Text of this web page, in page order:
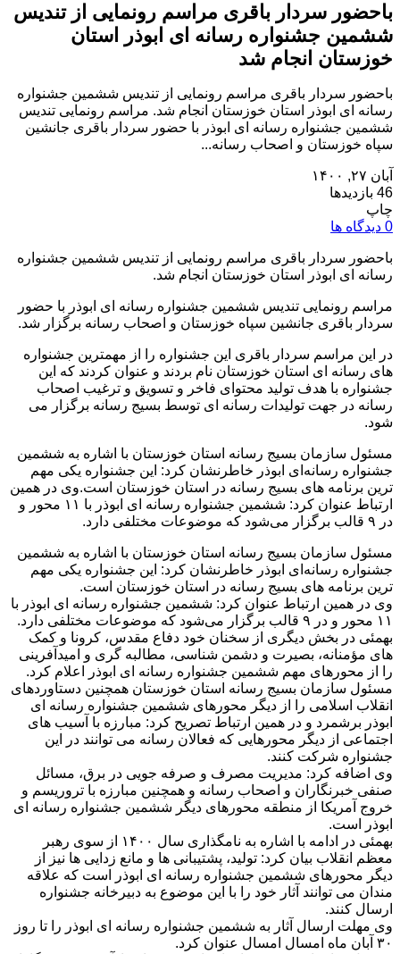
باحضور سردار باقری مراسم رونمایی از تندیس
ششمین جشنواره رسانه ای ابوذر استان
خوزستان انجام شد
باحضور سردار باقری مراسم رونمایی از تندیس ششمین جشنواره
رسانه ای ابوذر استان خوزستان انجام شد. مراسم رونمایی تندیس
ششمین جشنواره رسانه ای ابوذر با حضور سردار باقری جانشین
سپاه خوزستان و اصحاب رسانه...
آبان ۲۷, ۱۴۰۰
46 بازدیدها
چاپ
0 دیدگاه ها
باحضور سردار باقری مراسم رونمایی از تندیس ششمین جشنواره
رسانه ای ابوذر استان خوزستان انجام شد.
مراسم رونمایی تندیس ششمین جشنواره رسانه ای ابوذر با حضور
سردار باقری جانشین سپاه خوزستان و اصحاب رسانه برگزار شد.
در این مراسم سردار باقری این جشنواره را از مهمترین جشنواره
های رسانه ای استان خوزستان نام بردند و عنوان کردند که این
جشنواره با هدف تولید محتوای فاخر و تسویق و ترغیب اصحاب
رسانه در جهت تولیدات رسانه ای توسط بسیج رسانه برگزار می
شود.
مسئول سازمان بسیج رسانه استان خوزستان با اشاره به ششمین
جشنواره رسانه‌ای ابوذر خاطرنشان کرد: این جشنواره یکی مهم‌
ترین برنامه های بسیج رسانه در استان خوزستان است.وی در همین
ارتباط عنوان کرد: ششمین جشنواره رسانه ای ابوذر با ۱۱ محور و
در ۹ قالب برگزار می‌شود که موضوعات مختلفی دارد.
مسئول سازمان بسیج رسانه استان خوزستان با اشاره به ششمین
جشنواره رسانه‌ای ابوذر خاطرنشان کرد: این جشنواره یکی مهم‌
ترین برنامه های بسیج رسانه در استان خوزستان است.
وی در همین ارتباط عنوان کرد: ششمین جشنواره رسانه ای ابوذر با
۱۱ محور و در ۹ قالب برگزار می‌شود که موضوعات مختلفی دارد.
بهمئی در بخش دیگری از سخنان خود دفاع مقدس، کرونا و کمک
‌های مؤمنانه، بصیرت و دشمن ‌شناسی، مطالبه گری و امیدآفرینی
را از محورهای مهم ششمین جشنواره رسانه ای ابوذر اعلام کرد.
مسئول سازمان بسیج رسانه استان خوزستان همچنین دستاوردهای
انقلاب اسلامی را از دیگر محورهای ششمین جشنواره رسانه ای
ابوذر برشمرد و در همین ارتباط تصریح کرد: مبارزه با آسیب‌ های
اجتماعی از دیگر محورهایی که فعالان رسانه می توانند در این
جشنواره شرکت کنند.
وی اضافه کرد: مدیریت مصرف و صرفه‌ جویی در برق، مسائل
صنفی خبرنگاران و اصحاب رسانه و همچنین مبارزه با تروریسم و
خروج آمریکا از منطقه محورهای دیگر ششمین جشنواره رسانه ای
ابوذر است.
بهمئی در ادامه با اشاره به نامگذاری سال ۱۴۰۰ از سوی رهبر
معظم انقلاب بیان کرد: تولید، پشتیبانی ‌ها و مانع زدایی ‌ها نیز از
دیگر محورهای ششمین جشنواره رسانه ای ابوذر است که علاقه
مندان می توانند آثار خود را با این موضوع به دبیرخانه جشنواره
ارسال کنند.
وی مهلت ارسال آثار به ششمین جشنواره رسانه ای ابوذر را تا روز
۳۰ آبان ماه امسال امسال عنوان کرد.